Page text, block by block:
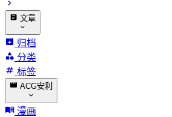
文章
归档
分类
标签
ACG安利
漫画